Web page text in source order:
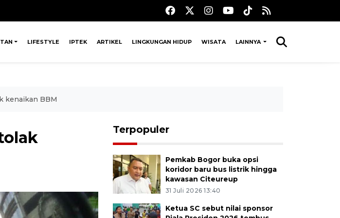
LIFESTYLE IPTEK ARTIKEL LINGKUNGAN HIDUP WISATA LAINNYA
kenaikan BBM
Terpopuler
Pemkab Bogor buka opsi
koridor baru bus listrik hingga
kawasan Citeureup
31 Juli 2026 13:40
Ketua SC sebut nilai sponsor